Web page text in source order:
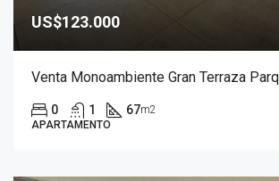
US$123.000
Venta Monoambiente Gran Terraza
0 1 67m2
APARTAMENTO